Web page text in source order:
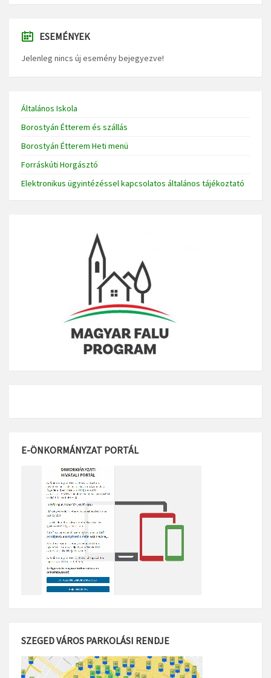
ESEMÉNYEK
Jelenleg nincs új esemény bejegyezve!
Általános Iskola
Borostyán Étterem és szállás
Borostyán Étterem Heti menü
Forráskúti Horgásztó
Elektronikus ügyintézéssel kapcsolatos általános tájékoztató
E-ÖNKORMÁNYZAT PORTÁL
SZEGED VÁROS PARKOLÁSI RENDJE